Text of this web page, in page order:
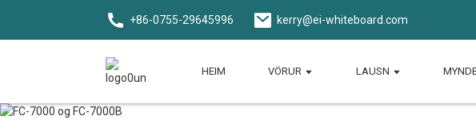
+86-0755-29645996 kerry@ei-whiteboard.com
HEIM VÖRUR LAUSN